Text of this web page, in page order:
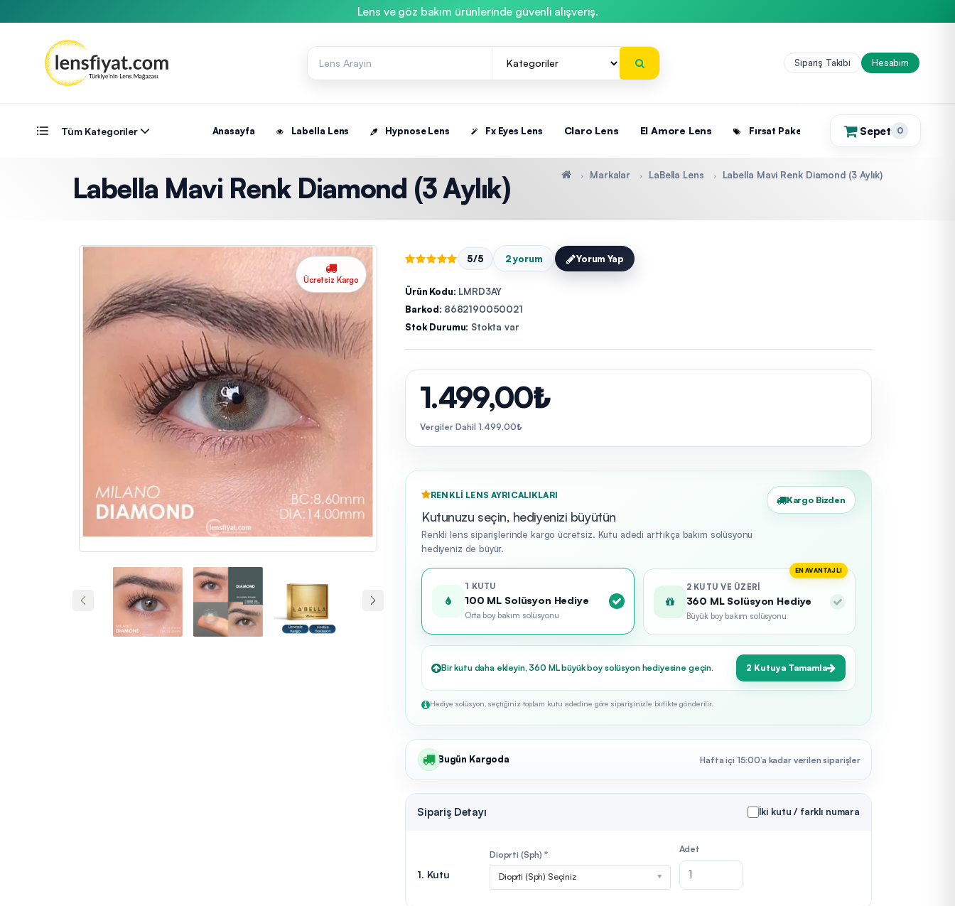
Lens ve göz bakım ürünlerinde güvenli alışveriş.
Sipariş Takibi Hesabım
Tüm Kategoriler Anasayfa Labella Lens Hypnose Lens Fx Eyes Lens Claro Lens El Amore Lens Fırsat Paketleri Sepet 0
(0)
Labella Mavi Renk Diamond (3 Aylık) Markalar LaBella Lens Labella Mavi Renk Diamond (3 Aylık)
Ücretsiz Kargo
5/5 2 yorum Yorum Yap
Ürün Kodu: LMRD3AY
Barkod: 8682190050021
Stok Durumu: Stokta var
1.499,00₺
Vergiler Dahil 1.499,00₺
RENKLI LENS AYRICALIKLARI
Kutunuzu seçin, hediyenizi büyütün
Renkli lens siparişlerinde kargo ücretsiz. Kutu adedi arttıkça bakım solüsyonu
hediyeniz de büyür.
Kargo Bizden
1 KUTU
100 ML Solüsyon Hediye
Orta boy bakım solüsyonu
EN AVANTAJLI
2 KUTU VE ÜZERI
360 ML Solüsyon Hediye
Büyük boy bakım solüsyonu
Bir kutu daha ekleyin, 360 ML büyük boy solüsyon hediyesine geçin. 2 Kutuya Tamamla
Hediye solüsyon, seçtiğiniz toplam kutu adedine göre siparişinizle birlikte gönderilir.
Bugün Kargoda Hafta içi 15:00’a kadar verilen siparişler
Sipariş Detayı İki kutu / farklı numara
1. Kutu
Dioprti (Sph) *
Dioprti (Sph) Seçiniz
Adet